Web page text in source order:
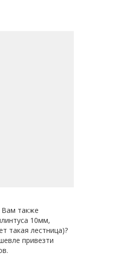
Вам также
10мм,
такая лестница)?
привезти